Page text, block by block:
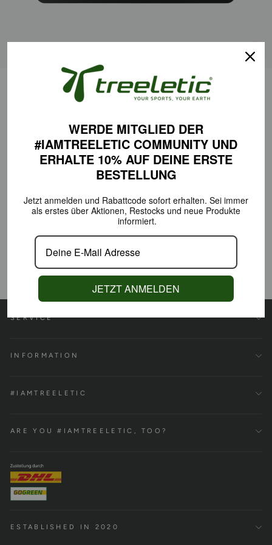
TREELETIC GIFT CERTIFICATE
FACE VALUES
50,00 € 100,00 € 200,00 € 250 €
ADD TO CART
personalized greeting from the world of sustainable sports!
SERVICE
INFORMATION
#IAMTREELETIC
ARE YOU #IAMTREELETIC, TOO?
ESTABLISHED IN 2020
WERDE MITGLIED DER
#IAMTREELETIC COMMUNITY UND
ERHALTE 10% AUF DEINE ERSTE
BESTELLUNG
Jetzt anmelden und Rabattcode sofort erhalten. Sei immer
als erstes über Aktionen, Restocks und neue Produkte
informiert.
JETZT ANMELDEN